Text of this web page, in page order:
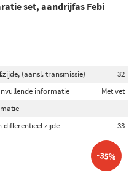
set, aandrijfas Febi
(aansl. transmissie)
32
informatie
Met vet
differentieel zijde
33
-35%